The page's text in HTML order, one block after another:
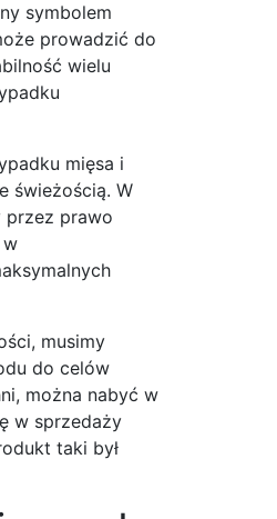
symbolem
prowadzić do
wielu
mięsa i
świeżością. W
przez prawo
w
musimy
do celów
można nabyć w
w sprzedaży
taki był